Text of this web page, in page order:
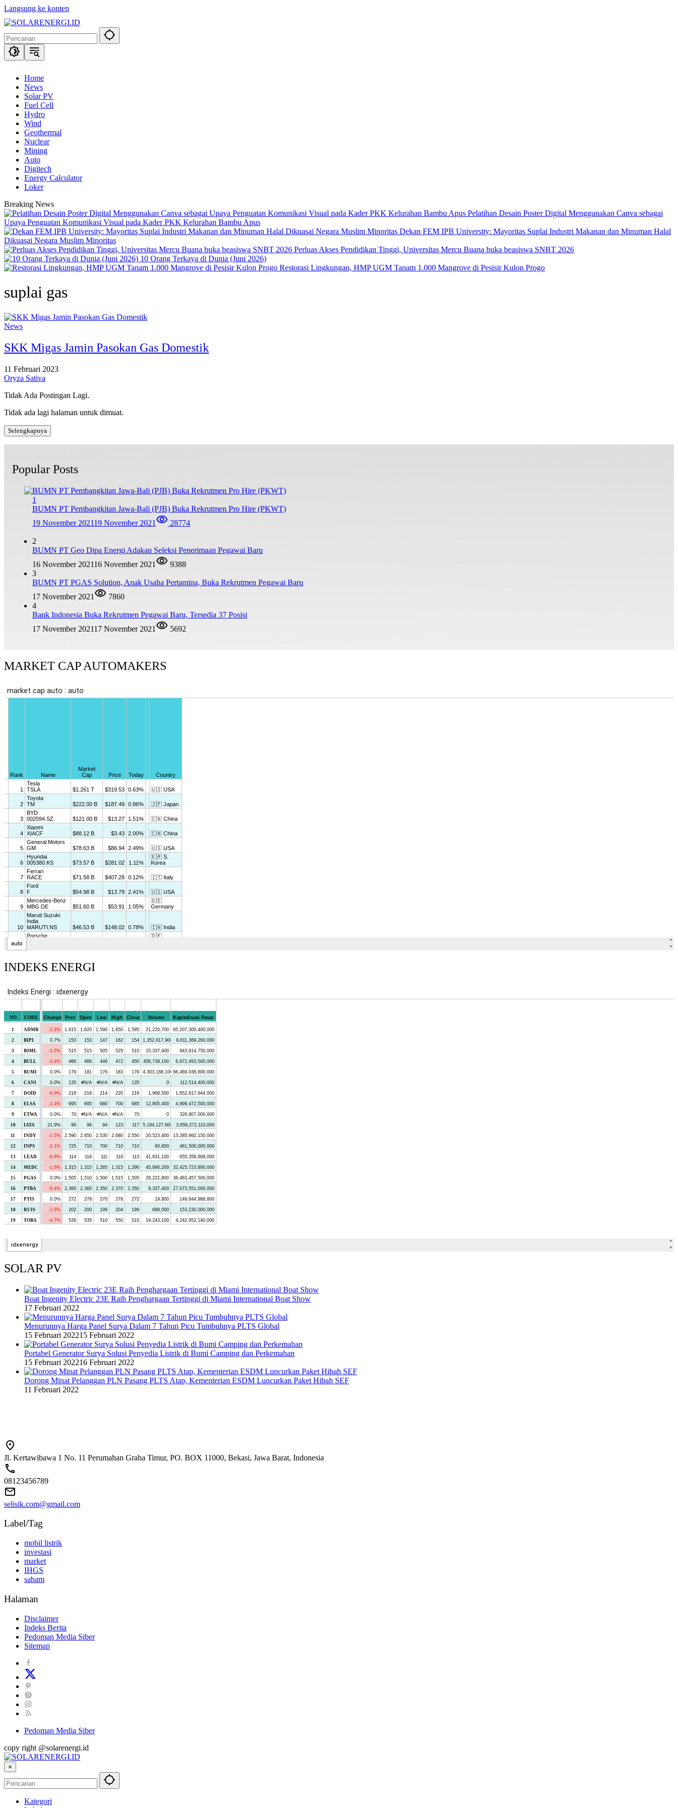
Langsung ke konten
Home
News
Solar PV
Fuel Cell
Hydro
Wind
Geothermal
Nuclear
Mining
Auto
Digitech
Energy Calculator
Loker
Breaking News
Pelatihan Desain Poster Digital Menggunakan Canva sebagai
Upaya Penguatan Komunikasi Visual pada Kader PKK Kelurahan Bambu Apus
Dekan FEM IPB University: Mayoritas Suplai Industri Makanan dan Minuman Halal
Dikuasai Negara Muslim Minoritas
Perluas Akses Pendidikan Tinggi, Universitas Mercu Buana buka beasiswa SNBT 2026
10 Orang Terkaya di Dunia (Juni 2026)
Restorasi Lingkungan, HMP UGM Tanam 1.000 Mangrove di Pesisir Kulon Progo
suplai gas
News
SKK Migas Jamin Pasokan Gas Domestik
11 Februari 2023
Oryza Sativa
Tidak Ada Postingan Lagi.
Tidak ada lagi halaman untuk dimuat.
Selengkapnya
Popular Posts
1
BUMN PT Pembangkitan Jawa-Bali (PJB) Buka Rekrutmen Pro Hire (PKWT)
19 November 202119 November 2021 28774
2
BUMN PT Geo Dipa Energi Adakan Seleksi Penerimaan Pegawai Baru
16 November 202116 November 2021
9388
3
BUMN PT PGAS Solution, Anak Usaha Pertamina, Buka Rekrutmen Pegawai Baru
17 November 2021
7860
4
Bank Indonesia Buka Rekrutmen Pegawai Baru, Tersedia 37 Posisi
17 November 202117 November 2021 5692
MARKET CAP AUTOMAKERS
INDEKS ENERGI
SOLAR PV
Boat Ingenity Electric 23E Raih Penghargaan Tertinggi di Miami International Boat Show
17 Februari 2022
Menurunnya Harga Panel Surya Dalam 7 Tahun Picu Tumbuhnya PLTS Global
15 Februari 202215 Februari 2022
Portabel Generator Surya Solusi Penyedia Listrik di Bumi Camping dan Perkemahan
15 Februari 202216 Februari 2022
Dorong Minat Pelanggan PLN Pasang PLTS Atap, Kementerian ESDM Luncurkan Paket Hibah SEF
11 Februari 2022
Jl. Kertawibawa 1 No. 11 Perumahan Graha Timur, PO. BOX 11000, Bekasi, Jawa Barat, Indonesia
08123456789
selisik.com@gmail.com
Label/Tag
mobil listrik
investasi
market
IHGS
saham
Halaman
Disclaimer
Indeks Berita
Pedoman Media Siber
Sitemap
Pedoman Media Siber
copy right @solarenergi.id
×
Kategori